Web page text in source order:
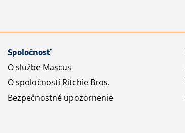
Spoločnosť
O službe Mascus
O spoločnosti Ritchie Bros.
Bezpečnostné upozornenie